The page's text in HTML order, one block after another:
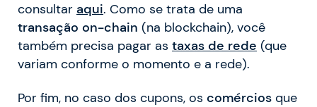
consultar aqui. Como se trata de uma
transação on-chain (na blockchain), você
também precisa pagar as taxas de rede (que
variam conforme o momento e a rede).
Por fim, no caso dos cupons, os comércios que